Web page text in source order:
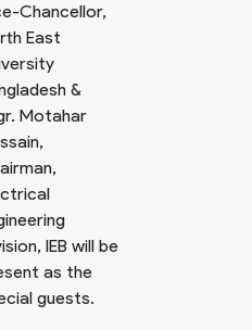
Chancellor,
East
&
Motahar
IEB will be
as the
guests.